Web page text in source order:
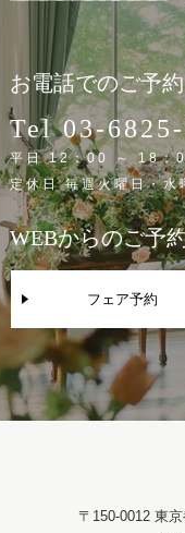
お電話でのご予
Tel 03-
平日 12：00 ～ 18
定休日 毎週火曜日・水
WEBからのご予
フェア予約
〒150-0012 東